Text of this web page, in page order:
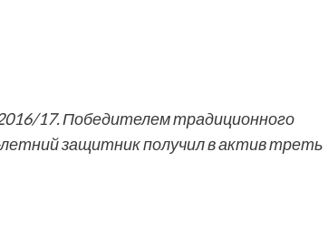
17. Победителем традиционного
защитник получил в актив треть